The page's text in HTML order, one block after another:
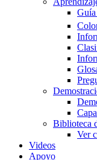
Biblioteca
Ver
Videos
Apoyo